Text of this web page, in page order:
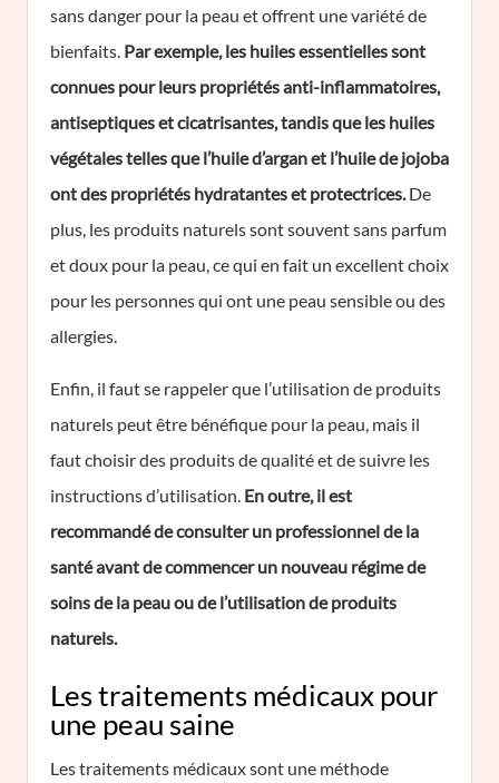
sans danger pour la peau et offrent une variété de
bienfaits. Par exemple, les huiles essentielles sont
connues pour leurs propriétés anti-inflammatoires,
antiseptiques et cicatrisantes, tandis que les huiles
végétales telles que l’huile d’argan et l’huile de jojoba
ont des propriétés hydratantes et protectrices.De
plus, les produits naturels sont souvent sans parfum
et doux pour la peau, ce qui en fait un excellent choix
pour les personnes qui ont une peau sensible ou des
allergies.
Enfin, il faut se rappeler que l’utilisation de produits
naturels peut être bénéfique pour la peau, mais il
faut choisir des produits de qualité et de suivre les
instructions d’utilisation. En outre, il est
recommandé de consulter un professionnel de la
santé avant de commencer un nouveau régime de
soins de la peau ou de l’utilisation de produits
naturels.
Les traitements médicaux pour
une peau saine
Les traitements médicaux sont une méthode